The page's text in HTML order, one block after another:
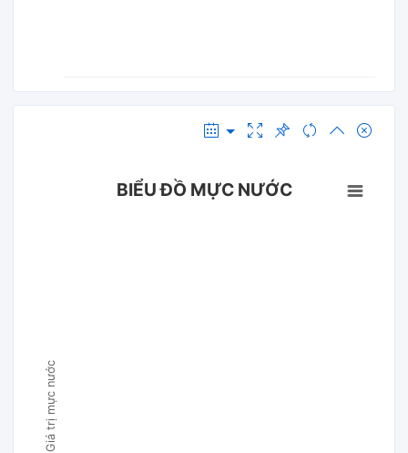
Giá trị mực nước
BIỂU ĐỒ MỰC NƯỚC